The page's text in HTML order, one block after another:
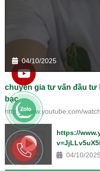
04/10/2025
chuyên gia tư vấn đầu tư
bạc
https://www.youtube.com/
https://
04/10/2025